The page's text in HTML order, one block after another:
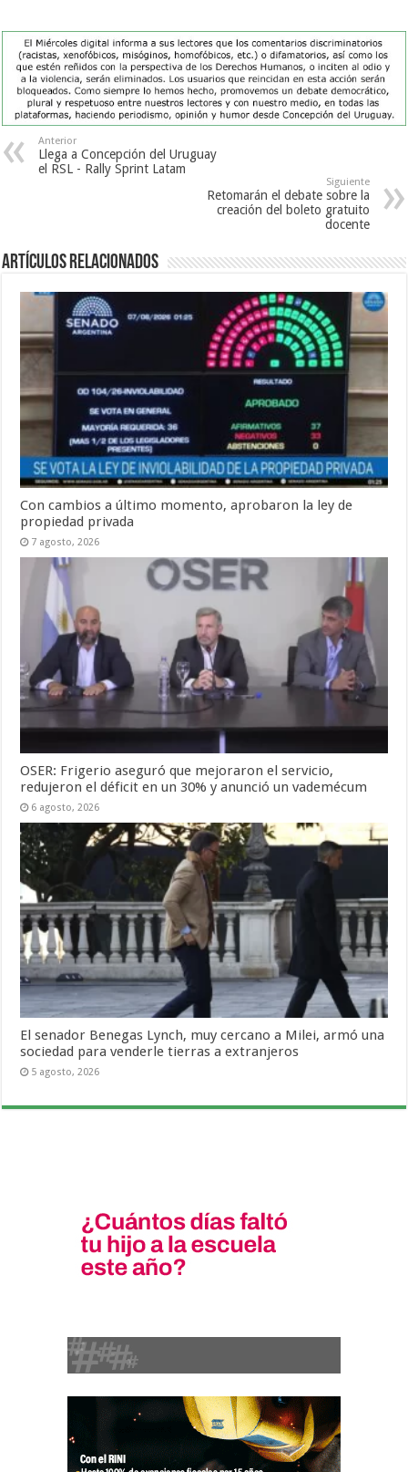
Anterior
Llega a Concepción del Uruguay
el RSL - Rally Sprint Latam
Siguiente
Retomarán el debate sobre la
creación del boleto gratuito
docente
Artículos Relacionados
Con cambios a último momento, aprobaron la ley de
propiedad privada
7 agosto, 2026
OSER: Frigerio aseguró que mejoraron el servicio,
redujeron el déficit en un 30% y anunció un vademécum
6 agosto, 2026
El senador Benegas Lynch, muy cercano a Milei, armó una
sociedad para venderle tierras a extranjeros
5 agosto, 2026